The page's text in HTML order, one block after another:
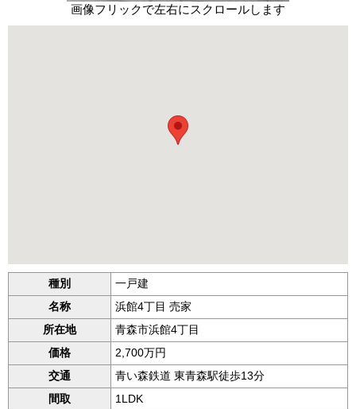
画像フリックで左右にスクロールします
種別
一戸建
名称
浜館4丁目 売家
所在地
青森市浜館4丁目
価格
2,700万円
交通
青い森鉄道 東青森駅徒歩13分
間取
1LDK